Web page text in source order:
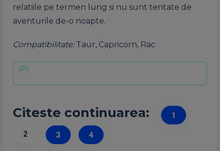
relatiile pe termen lung si nu sunt tentate de
aventurile de-o noapte.
Compatibilitate:Taur, Capricorn, Rac
Citeste continuarea:
1
2
3 4